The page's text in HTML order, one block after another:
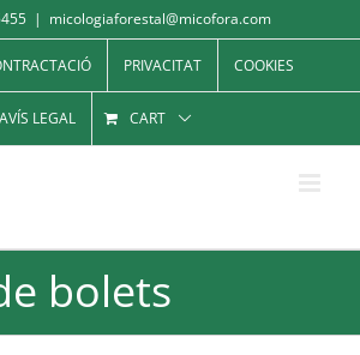
| micologiaforestal@micofora.com
PRIVACITAT COOKIES
AVÍS LEGAL CART
bolets